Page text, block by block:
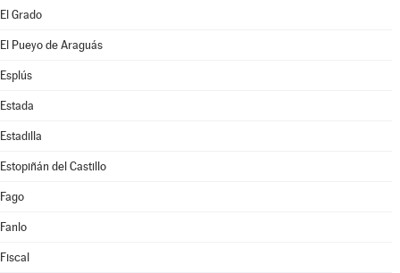
El Grado
El Pueyo de Araguás
Esplús
Estada
Estadilla
Estopiñán del Castillo
Fago
Fanlo
Fiscal